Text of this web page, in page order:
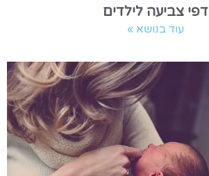
דפי צביעה לילדים
עוד בנושא »